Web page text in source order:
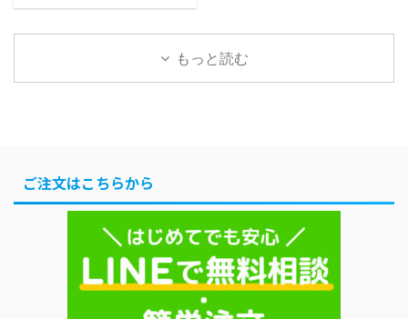
流れ1.2 確定したデザイ
ンデータ1.3 完成したタ
オルがこちら2 お客様の
1.3 完成したタオルがこ
ちら2 お客様の声2.1 制
客様から頂いたデザイン
を基に製作 目次1 マフラ
イン確定までの流れ1.2
確定したデザインデータ
1.3 完成したタオルがこ
ちら2 お客様の声2.1 制
もっと読む
ご注文はこちらから